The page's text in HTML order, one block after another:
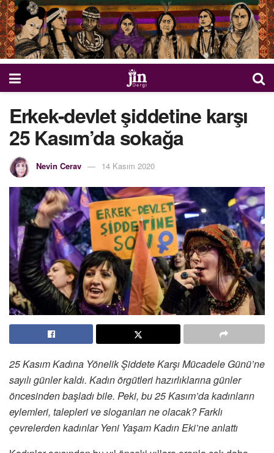
Erkek-devlet şiddetine karşı
25 Kasım’da sokağa
Nevin Cerav 14 Kasım 2020
25 Kasım Kadına Yönelik Şiddete Karşı Mücadele Günü’ne
sayılı günler kaldı. Kadın örgütleri hazırlıklarına günler
öncesinden başladı bile. Peki, bu 25 Kasım’da kadınların
eylemleri, talepleri ve sloganları ne olacak? Farklı
çevrelerden kadınlar Yeni Yaşam Kadın Eki’ne anlattı